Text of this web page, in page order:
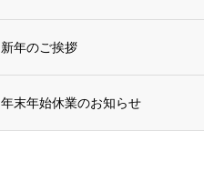
新年のご挨拶
年末年始休業のお知らせ